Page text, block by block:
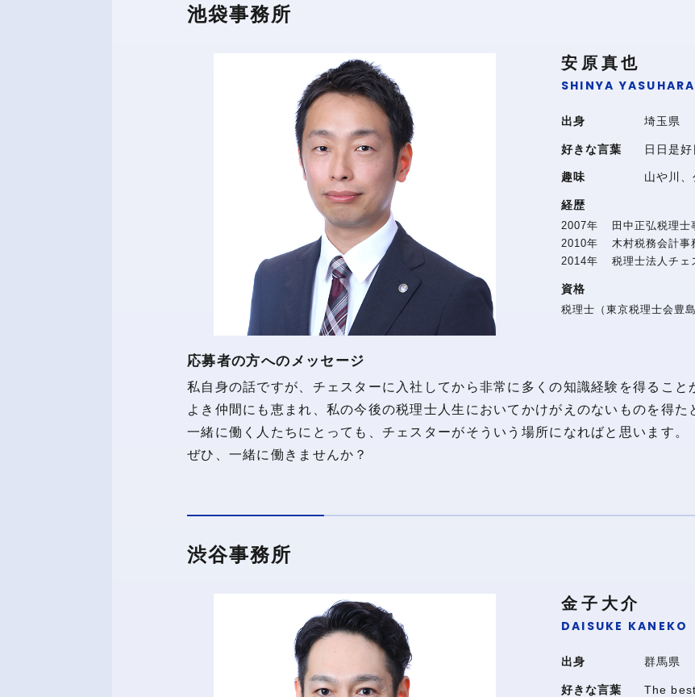
池袋事務所
安原真也
SHINYA YASUHARA
出身 埼玉県
好きな言葉 日日是好
趣味 山や川
経歴
2007年
田中正弘税理士
2010年
木村税務会計事
2014年 税理士法人チェ
資格
税理士（東京税理士会豊
応募者の方へのメッセージ
私自身の話ですが、チェスターに入社してから非常に多くの知識経験を得ること
よき仲間にも恵まれ、私の今後の税理士人生においてかけがえのないものを得た
一緒に働く人たちにとっても、チェスターがそういう場所になればと思います。
ぜひ、一緒に働きませんか？
渋谷事務所
金子大介
DAISUKE KANEKO
出身 群馬県
好きな言葉 The